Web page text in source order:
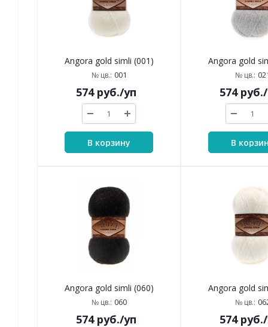
Angora gold simli (001)
№ цв.: 001
574руб./уп
В корзину
Angora gold
№ цв.:
574руб.
В
Angora gold simli (060)
№ цв.: 060
574руб./уп
Angora gold
№ цв.:
574руб.